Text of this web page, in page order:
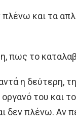
πλένω και τα
το
η δεύτερη,
του και
δεν πλένω. Αν